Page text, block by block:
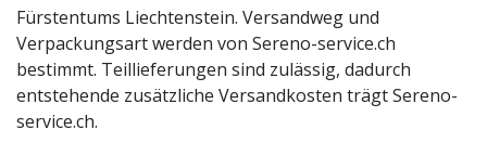
Fürstentums Liechtenstein. Versandweg und
Verpackungsart werden von Sereno-service.ch
bestimmt. Teillieferungen sind zulässig, dadurch
entstehende zusätzliche Versandkosten trägt Sereno-
service.ch.